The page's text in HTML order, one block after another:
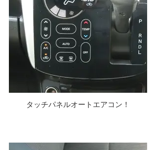
タッチパネルオートエアコン！